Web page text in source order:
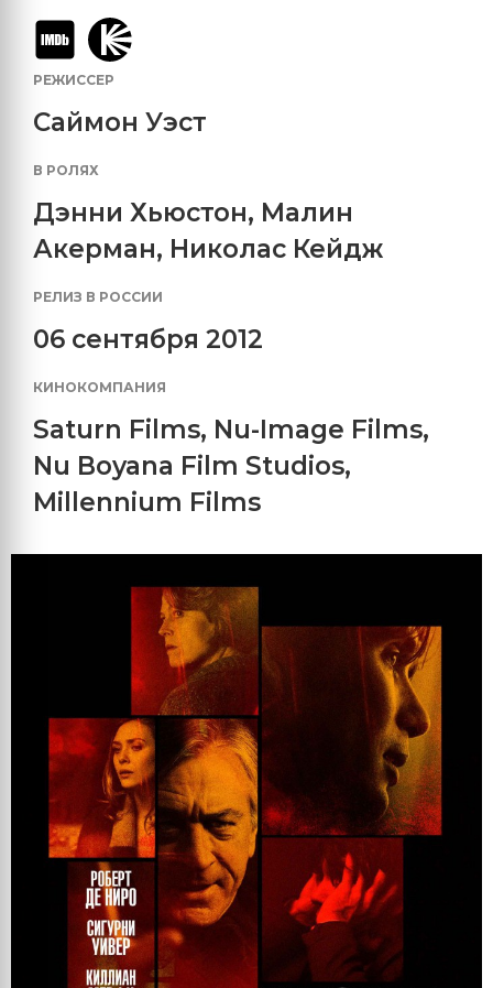
РЕЖИССЕР
Саймон Уэст
В РОЛЯХ
Дэнни Хьюстон, Малин
Акерман, Николас Кейдж
РЕЛИЗ В РОССИИ
06 сентября 2012
КИНОКОМПАНИЯ
Saturn Films, Nu-Image Films,
Nu Boyana Film Studios,
Millennium Films